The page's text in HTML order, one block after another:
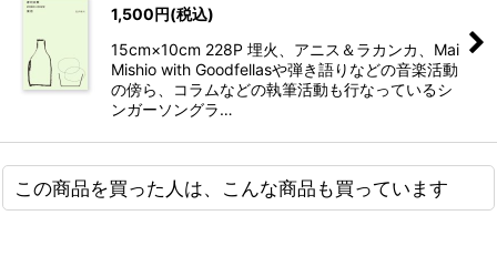
1,500円(税込)
15cm×10cm 228P 埋火、アニス＆ラカンカ、Mai
Mishio with Goodfellasや弾き語りなどの⾳楽活動
の傍ら、コラムなどの執筆活動も⾏なっているシ
ンガーソングラ…
この商品を買った人は、こんな商品も買っています